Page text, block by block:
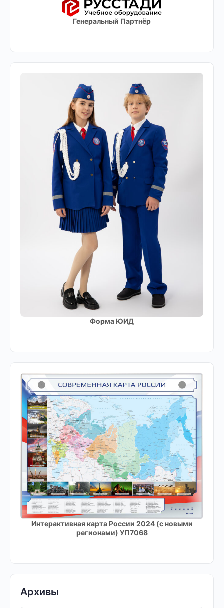
Генеральный Партнёр
Форма ЮИД
Интерактивная карта России 2024 (с новыми
регионами) УП7068
Архивы